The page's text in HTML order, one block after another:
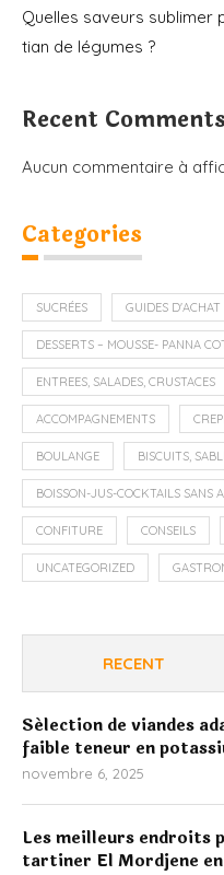
Quelles saveurs sublimer
tian de légumes ?
Recent
Aucun commentaire à
Categories
SUCRÉES GUIDES D'ACHAT
DESSERTS – MOUSSE- PANNA
ENTREES, SALADES, CRUSTACES
ACCOMPAGNEMENTS
BOULANGE BISCUITS,
BOISSON-JUS-COCKTAILS SANS
CONFITURE CONSEILS
UNCATEGORIZED
RECENT
Sélection de viandes
faible teneur en
novembre 6, 2025
Les meilleurs endroits
tartiner El Mordjene